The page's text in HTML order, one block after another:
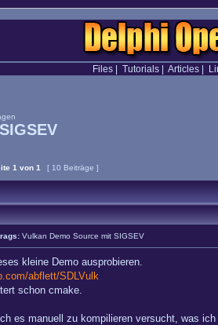
Files| Tutorials| Articles|
1 von 1 [ 10 Beiträge ]
Vulkan Demo Source mit SIGSEV
kleine Demo ausprobieren.
abflett/SDLVulk
schon cmake.
es manuell zu kompilieren versucht, was